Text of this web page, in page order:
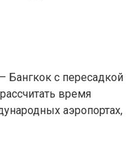
Бангкок с пересадкой
время
аэропортах,